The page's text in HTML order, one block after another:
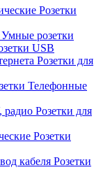
Розетки
Умные розетки
USB
Розетки для
Телефонные
Розетки для
Розетки
Розетки